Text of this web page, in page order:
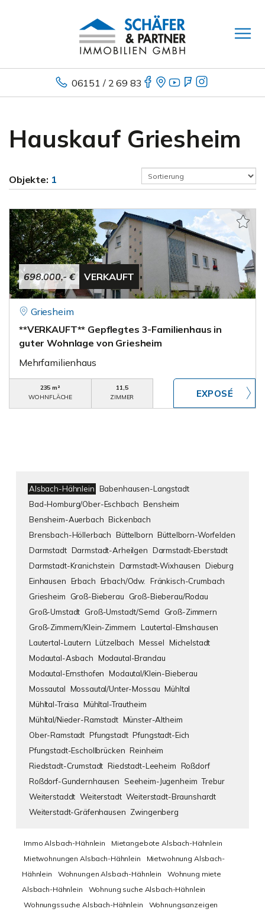
06151 / 2 69 83
Hauskauf Griesheim
Objekte: 1
698.000,- € VERKAUFT
Griesheim
**VERKAUFT** Gepflegtes 3-Familienhaus in
guter Wohnlage von Griesheim
Mehrfamilienhaus
235 m²
WOHNFLÄCHE
11,5
ZIMMER
Alsbach-Hähnlein Babenhausen-Langstadt
Bad-Homburg/Ober-Eschbach Bensheim
Bensheim-Auerbach Bickenbach
Brensbach-Höllerbach Büttelborn Büttelborn-Worfelden
Darmstadt Darmstadt-Arheilgen Darmstadt-Eberstadt
Darmstadt-Kranichstein Darmstadt-Wixhausen Dieburg
Einhausen Erbach Erbach/Odw.
Fränkisch-Crumbach
Griesheim
Groß-Bieberau
Groß-Bieberau/Rodau
Groß-Umstadt Groß-Umstadt/Semd
Groß-Zimmern
Groß-Zimmern/Klein-Zimmern Lautertal-Elmshausen
Lautertal-Lautern Lützelbach Messel Michelstadt
Modautal-Asbach Modautal-Brandau
Modautal-Ernsthofen Modautal/Klein-Bieberau
Mossautal Mossautal/Unter-Mossau Mühltal
Mühltal-Traisa Mühltal-Trautheim
Mühltal/Nieder-Ramstadt Münster-Altheim
Ober-Ramstadt Pfungstadt Pfungstadt-Eich
Pfungstadt-Eschollbrücken Reinheim
Riedstadt-Crumstadt Riedstadt-Leeheim Roßdorf
Roßdorf-Gundernhausen Seeheim-Jugenheim Trebur
Weiterstaddt Weiterstadt Weiterstadt-Braunshardt
Weiterstadt-Gräfenhausen Zwingenberg
Immo Alsbach-Hähnlein
Mietangebote Alsbach-Hähnlein
Mietwohnungen Alsbach-Hähnlein
Mietwohnung Alsbach-
Hähnlein
Wohnungen Alsbach-Hähnlein
Wohnung miete
Alsbach-Hähnlein
Wohnung suche Alsbach-Hähnlein
Wohnungssuche Alsbach-Hähnlein
Wohnungsanzeigen